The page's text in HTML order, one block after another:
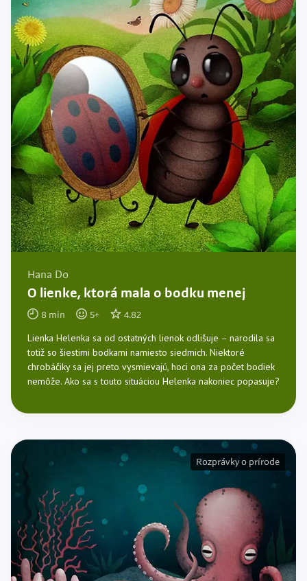
Hana Do
O lienke, ktorá mala o bodku menej
8 min 5+ 4.82
Lienka Helenka sa od ostatných lienok odlišuje – narodila sa
totiž so šiestimi bodkami namiesto siedmich. Niektoré
chrobáčiky sa jej preto vysmievajú, hoci ona za počet bodiek
nemôže. Ako sa s touto situáciou Helenka nakoniec popasuje?
Rozprávky o prírode